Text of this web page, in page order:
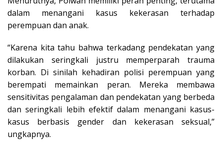
dalam menangani kasus kekerasan terhadap
perempuan dan anak.
“Karena kita tahu bahwa terkadang pendekatan yang
dilakukan seringkali justru memperparah trauma
korban. Di sinilah kehadiran polisi perempuan yang
berempati memainkan peran. Mereka membawa
sensitivitas pengalaman dan pendekatan yang berbeda
dan seringkali lebih efektif dalam menangani kasus-
kasus berbasis gender dan kekerasan seksual,”
ungkapnya.